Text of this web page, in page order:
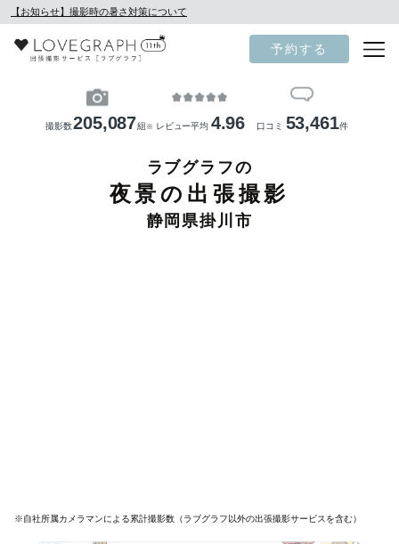
【お知らせ】撮影時の暑さ対策について
予約する
撮影数205,087組 ※ レビュー平均 4.96 口コミ 53,461件
ラブグラフの
夜景の出張撮影
静岡県掛川市
※自社所属カメラマンによる累計撮影数（ラブグラフ以外の出張撮影サービスを含む）